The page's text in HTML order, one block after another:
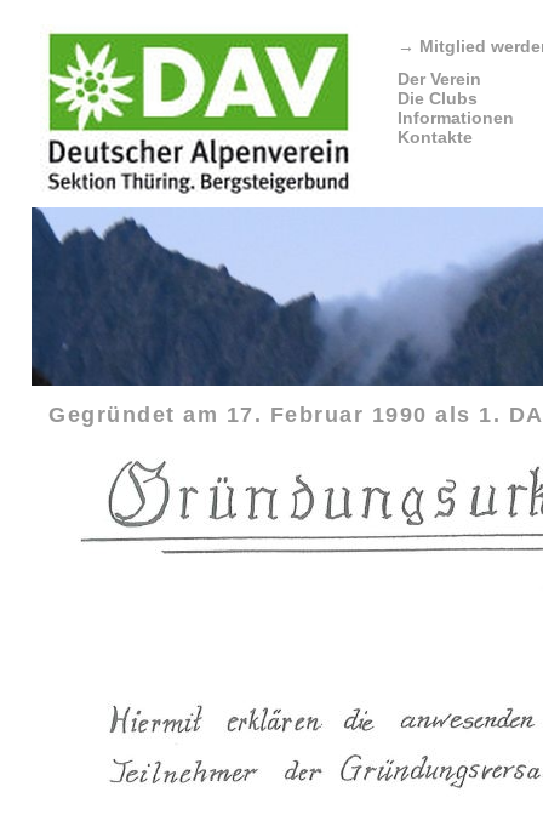
→ Mitglied
Der Verein
Die Clubs
Informationen
Kontakte
Gegründet am 17. Februar 1990 als 1.